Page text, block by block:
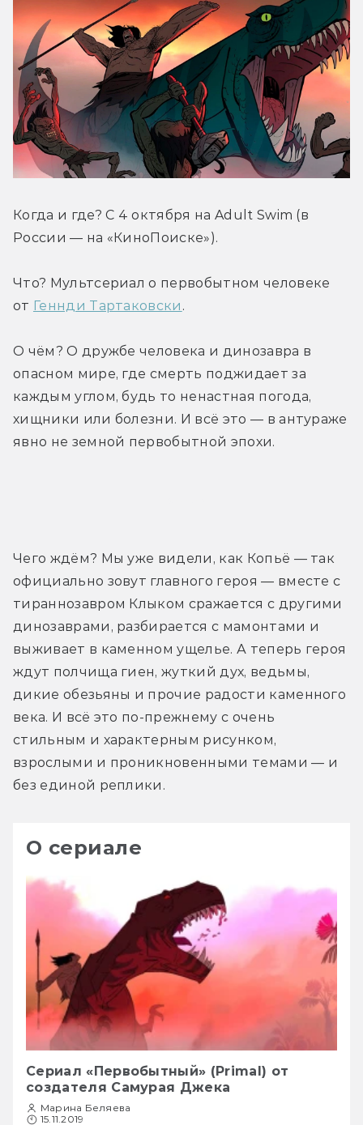
Когда и где? С 4 октября на Adult Swim (в
России — на «КиноПоиске»).
Что? Мультсериал о первобытном человеке
от Геннди Тартаковски .
О чём? О дружбе человека и динозавра в
опасном мире, где смерть поджидает за
каждым углом, будь то ненастная погода,
хищники или болезни. И всё это — в антураже
явно не земной первобытной эпохи.
Чего ждём? Мы уже видели, как Копьё — так
официально зовут главного героя — вместе с
тираннозавром Клыком сражается с другими
динозаврами, разбирается с мамонтами и
выживает в каменном ущелье. А теперь героя
ждут полчища гиен, жуткий дух, ведьмы,
дикие обезьяны и прочие радости каменного
века. И всё это по-прежнему с очень
стильным и характерным рисунком,
взрослыми и проникновенными темами — и
без единой реплики.
О сериале
Сериал «Первобытный» (Primal) от
создателя Самурая Джека
Марина Беляева
15.11.2019